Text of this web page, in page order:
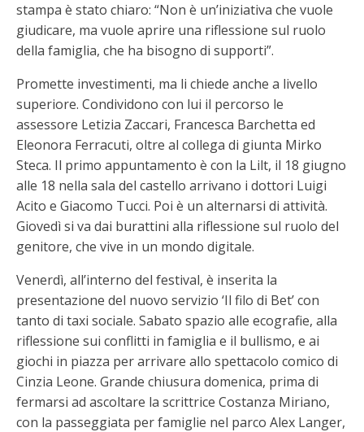
stampa è stato chiaro: “Non è un’iniziativa che vuole
giudicare, ma vuole aprire una riflessione sul ruolo
della famiglia, che ha bisogno di supporti”.
Promette investimenti, ma li chiede anche a livello
superiore. Condividono con lui il percorso le
assessore Letizia Zaccari, Francesca Barchetta ed
Eleonora Ferracuti, oltre al collega di giunta Mirko
Steca. Il primo appuntamento è con la Lilt, il 18 giugno
alle 18 nella sala del castello arrivano i dottori Luigi
Acito e Giacomo Tucci. Poi è un alternarsi di attività.
Giovedì si va dai burattini alla riflessione sul ruolo del
genitore, che vive in un mondo digitale.
Venerdì, all’interno del festival, è inserita la
presentazione del nuovo servizio ‘Il filo di Bet’ con
tanto di taxi sociale. Sabato spazio alle ecografie, alla
riflessione sui conflitti in famiglia e il bullismo, e ai
giochi in piazza per arrivare allo spettacolo comico di
Cinzia Leone. Grande chiusura domenica, prima di
fermarsi ad ascoltare la scrittrice Costanza Miriano,
con la passeggiata per famiglie nel parco Alex Langer,